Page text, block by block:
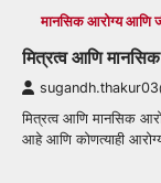
मानसिक आरोग्य आणि
मित्रत्व आणि
मित्रत्व आणि मानसिक
आहे आणि कोणत्याही